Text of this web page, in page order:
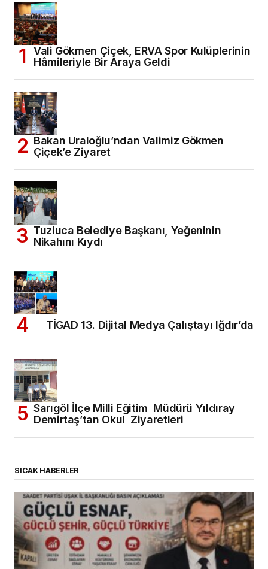
Vali Gökmen Çiçek, ERVA Spor Kulüplerinin
Hâmileriyle Bir Araya Geldi
Bakan Uraloğlu’ndan Valimiz Gökmen
Çiçek’e Ziyaret
Tuzluca Belediye Başkanı, Yeğeninin
Nikahını Kıydı
TİGAD 13. Dijital Medya Çalıştayı Iğdır’da
Sarıgöl İlçe Milli Eğitim Müdürü Yıldıray
Demirtaş’tan Okul Ziyaretleri
SICAK HABERLER